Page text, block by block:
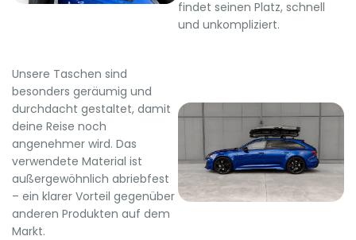
findet seinen Platz, schnell
und unkompliziert.
Unsere Taschen sind
besonders geräumig und
durchdacht gestaltet, damit
deine Reise noch
angenehmer wird. Das
verwendete Material ist
außergewöhnlich abriebfest
– ein klarer Vorteil gegenüber
anderen Produkten auf dem
Markt.